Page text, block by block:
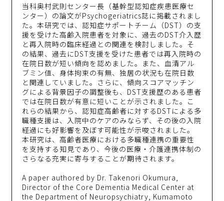
当科奥村武則センター長（基幹型認知症疾患医療セ
ンター）の論文がPsychogeriatrics誌に掲載されまし
た。本研究では、認知症サポートチーム（DST）の支
援を受けた高齢入院患者を対象に、過去のDST介入歴
と再入院時の臨床経過との関連を検討しました。そ
の結果、過去にDST支援を受けた患者では再入院時の
在院日数が短い傾向を認めました。また、血清アル
ブミン値、身体拘束の有無、独居の状況も在院日数
と関連していました。さらに、傾向スコアマッチン
グによる背景因子の調整後も、DST支援歴のある患者
では在院日数が有意に短いことが示されました。こ
れらの結果から、認知症高齢者に対するDSTによる多
職種支援は、入院中のケアのみならず、その後の入院
経過にも好影響を及ぼす可能性が示唆されました。
本研究は、高齢者医療における多職種連携の重要性
を支持する知見であり、今後の医療・介護連携体制の
さらなる充実に寄与することが期待されます。
A paper authored by Dr. Takenori Okumura,
Director of the Core Dementia Medical Center at
the Department of Neuropsychiatry, Kumamoto